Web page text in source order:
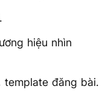
hiệu nhìn
template đăng bài.